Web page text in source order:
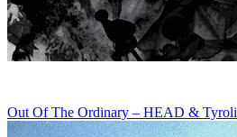
Out Of The Ordinary – HEAD &